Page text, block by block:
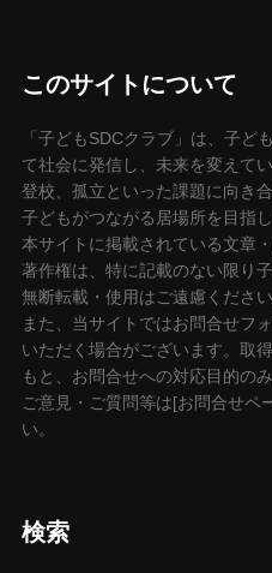
このサイトについて
「子どもSDCクラブ」は、子ど
て社会に発信し、未来を変えて
登校、孤立といった課題に向き
子どもがつながる居場所を目指し
本サイトに掲載されている文章
著作権は、特に記載のない限り
無断転載・使用はご遠慮ください
また、当サイトではお問合せフ
いただく場合がございます。取
もと、お問合せへの対応目的の
ご意見・ご質問等は[お問合せペ
い。
検索